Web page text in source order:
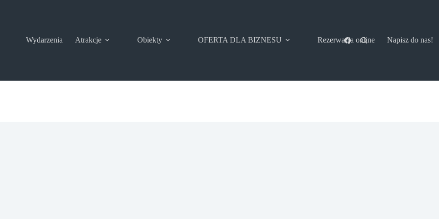
Wydarzenia Atrakcje Obiekty OFERTA DLA BIZNESU Rezerwacja online Napisz do nas!